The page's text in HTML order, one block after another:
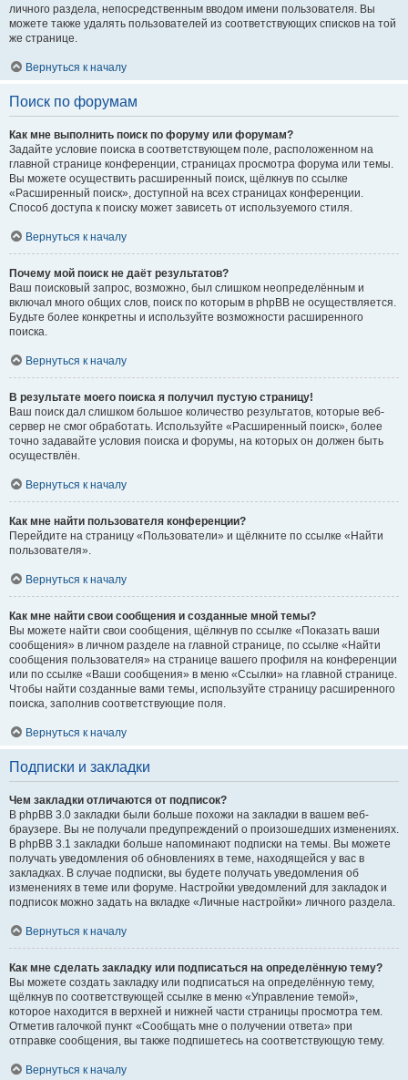
личного раздела, непосредственным вводом имени пользователя. Вы
можете также удалять пользователей из соответствующих списков на той
же странице.
Вернуться к началу
Поиск по форумам
Как мне выполнить поиск по форуму или форумам?
Задайте условие поиска в соответствующем поле, расположенном на
главной странице конференции, страницах просмотра форума или темы.
Вы можете осуществить расширенный поиск, щёлкнув по ссылке
«Расширенный поиск», доступной на всех страницах конференции.
Способ доступа к поиску может зависеть от используемого стиля.
Вернуться к началу
Почему мой поиск не даёт результатов?
Ваш поисковый запрос, возможно, был слишком неопределённым и
включал много общих слов, поиск по которым в phpBB не осуществляется.
Будьте более конкретны и используйте возможности расширенного
поиска.
Вернуться к началу
В результате моего поиска я получил пустую страницу!
Ваш поиск дал слишком большое количество результатов, которые веб-
сервер не смог обработать. Используйте «Расширенный поиск», более
точно задавайте условия поиска и форумы, на которых он должен быть
осуществлён.
Вернуться к началу
Как мне найти пользователя конференции?
Перейдите на страницу «Пользователи» и щёлкните по ссылке «Найти
пользователя».
Вернуться к началу
Как мне найти свои сообщения и созданные мной темы?
Вы можете найти свои сообщения, щёлкнув по ссылке «Показать ваши
сообщения» в личном разделе на главной странице, по ссылке «Найти
сообщения пользователя» на странице вашего профиля на конференции
или по ссылке «Ваши сообщения» в меню «Ссылки» на главной странице.
Чтобы найти созданные вами темы, используйте страницу расширенного
поиска, заполнив соответствующие поля.
Вернуться к началу
Подписки и закладки
Чем закладки отличаются от подписок?
В phpBB 3.0 закладки были больше похожи на закладки в вашем веб-
браузере. Вы не получали предупреждений о произошедших изменениях.
В phpBB 3.1 закладки больше напоминают подписки на темы. Вы можете
получать уведомления об обновлениях в теме, находящейся у вас в
закладках. В случае подписки, вы будете получать уведомления об
изменениях в теме или форуме. Настройки уведомлений для закладок и
подписок можно задать на вкладке «Личные настройки» личного раздела.
Вернуться к началу
Как мне сделать закладку или подписаться на определённую тему?
Вы можете создать закладку или подписаться на определённую тему,
щёлкнув по соответствующей ссылке в меню «Управление темой»,
которое находится в верхней и нижней части страницы просмотра тем.
Отметив галочкой пункт «Сообщать мне о получении ответа» при
отправке сообщения, вы также подпишетесь на соответствующую тему.
Вернуться к началу